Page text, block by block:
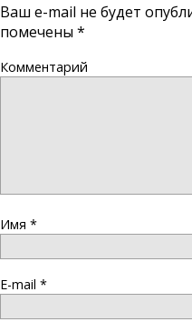
Ваш e-mail не будет
помечены *
Комментарий
Имя *
E-mail *